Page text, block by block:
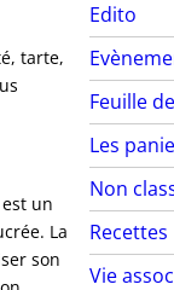
tarte,
un
La
son
Edito
Feuille
Les
Non
Recettes
Vie